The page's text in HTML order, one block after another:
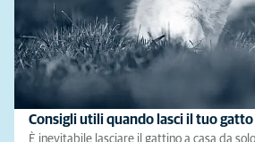
Consigli utili quando lasci il tuo gatto